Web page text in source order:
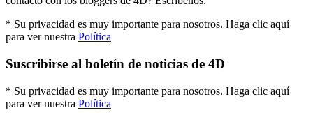
* Su privacidad es muy importante para nosotros. Haga clic aquí
para ver nuestra Política
Suscribirse al boletín de noticias de 4D
* Su privacidad es muy importante para nosotros. Haga clic aquí
para ver nuestra Política